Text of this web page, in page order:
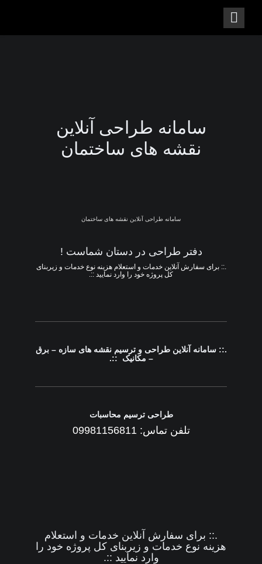
سامانه طراحی آنلاین
نقشه های ساختمان
سامانه طراحی آنلاین نقشه های ساختمان
دفتر طراحی در دستان شماست !
.:: برای سفارش آنلاین خدمات و استعلام هزینه نوع خدمات و زیربنای
کل پروژه خود را وارد نمایید ::.
.:: سامانه آنلاین طراحی و ترسیم نقشه های سازه – برق
– مکانیک ::.
طراحی ترسیم محاسبات
تلفن تماس: 09981156811
.:: برای سفارش آنلاین خدمات و استعلام
هزینه نوع خدمات و زیربنای کل پروژه خود را
وارد نمایید ::.